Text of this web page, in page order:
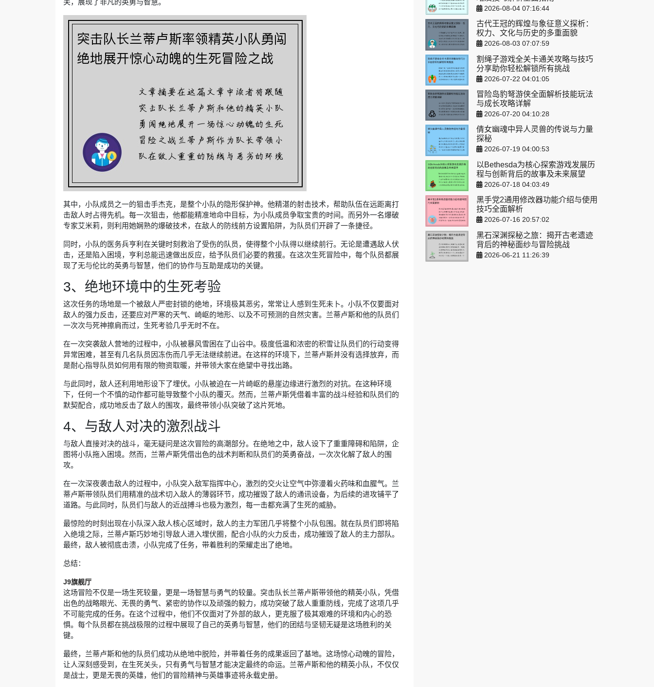
关，展现了非凡的英勇与智慧。
其中，小队成员之一的狙击手杰克，是整个小队的隐形保护神。他精湛的射击技术，帮助队伍在远距离打
击敌人时占得先机。每一次狙击，他都能精准地命中目标，为小队成员争取宝贵的时间。而另外一名爆破
专家艾米莉，则利用她娴熟的爆破技术，在敌人的防线前方设置陷阱，为队员们开辟了一条捷径。
同时，小队的医务兵亨利在关键时刻救治了受伤的队员，使得整个小队得以继续前行。无论是遭遇敌人伏
击，还是陷入困境，亨利总能迅速做出反应，给予队员们必要的救援。在这次生死冒险中，每个队员都展
现了无与伦比的英勇与智慧，他们的协作与互助是成功的关键。
3、绝地环境中的生死考验
这次任务的场地是一个被敌人严密封锁的绝地，环境极其恶劣，常常让人感到生死未卜。小队不仅要面对
敌人的强力反击，还要应对严寒的天气、崎岖的地形、以及不可预测的自然灾害。兰蒂卢斯和他的队员们
一次次与死神擦肩而过，生死考验几乎无时不在。
在一次突袭敌人营地的过程中，小队被暴风雪困在了山谷中。极度低温和浓密的积雪让队员们的行动变得
异常困难，甚至有几名队员因冻伤而几乎无法继续前进。在这样的环境下，兰蒂卢斯并没有选择放弃，而
是耐心指导队员如何用有限的物资取暖，并带领大家在绝望中寻找出路。
与此同时，敌人还利用地形设下了埋伏。小队被迫在一片崎岖的悬崖边缘进行激烈的对抗。在这种环境
下，任何一个不慎的动作都可能导致整个小队的覆灭。然而，兰蒂卢斯凭借着丰富的战斗经验和队员们的
默契配合，成功地反击了敌人的围攻，最终带领小队突破了这片死地。
4、与敌人对决的激烈战斗
与敌人直接对决的战斗，毫无疑问是这次冒险的高潮部分。在绝地之中，敌人设下了重重障碍和陷阱，企
图将小队拖入困境。然而，兰蒂卢斯凭借出色的战术判断和队员们的英勇奋战，一次次化解了敌人的围
攻。
在一次深夜袭击敌人的过程中，小队突入敌军指挥中心，激烈的交火让空气中弥漫着火药味和血腥气。兰
蒂卢斯带领队员们用精准的战术切入敌人的薄弱环节，成功摧毁了敌人的通讯设备，为后续的进攻铺平了
道路。与此同时，队员们与敌人的近战搏斗也极为激烈，每一击都充满了生死的威胁。
最惊险的时刻出现在小队深入敌人核心区域时，敌人的主力军团几乎将整个小队包围。就在队员们即将陷
入绝境之际，兰蒂卢斯巧妙地引导敌人进入埋伏圈，配合小队的火力反击，成功摧毁了敌人的主力部队。
最终，敌人被彻底击溃，小队完成了任务，带着胜利的荣耀走出了绝地。
总结：
J9旗舰厅
这场冒险不仅是一场生死较量，更是一场智慧与勇气的较量。突击队长兰蒂卢斯带领他的精英小队，凭借
出色的战略眼光、无畏的勇气、紧密的协作以及顽强的毅力，成功突破了敌人重重防线，完成了这项几乎
不可能完成的任务。在这个过程中，他们不仅面对了外部的敌人，更克服了极其艰难的环境和内心的恐
惧。每个队员都在挑战极限的过程中展现了自己的英勇与智慧，他们的团结与坚韧无疑是这场胜利的关
键。
最终，兰蒂卢斯和他的队员们成功从绝地中脱险，并带着任务的成果返回了基地。这场惊心动魄的冒险，
让人深刻感受到，在生死关头，只有勇气与智慧才能决定最终的命运。兰蒂卢斯和他的精英小队，不仅仅
是战士，更是无畏的英雄，他们的冒险精神与英雄事迹将永载史册。
2026-08-04 07:16:44
古代王冠的辉煌与象征意义探析：
权力、文化与历史的多重面貌
2026-08-03 07:07:59
割绳子游戏全关卡通关攻略与技巧
分享助你轻松解锁所有挑战
2026-07-22 04:01:05
冒险岛豹弩游侠全面解析技能玩法
与成长攻略详解
2026-07-20 04:10:28
倩女幽魂中异人灵兽的传说与力量
探秘
2026-07-19 04:00:53
以Bethesda为核心探索游戏发展历
程与创新背后的故事及未来展望
2026-07-18 04:03:49
黑手党2通用修改器功能介绍与使用
技巧全面解析
2026-07-16 20:57:02
黑石深渊探秘之旅：揭开古老遗迹
背后的神秘面纱与冒险挑战
2026-06-21 11:26:39